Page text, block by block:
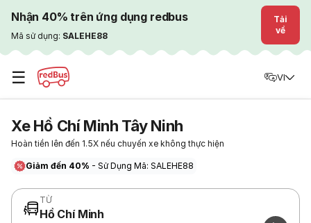
Nhận 40% trên ứng dụng redbus
Mã sử dụng: SALEHE88
Tải
về
☰ VI
Xe Hồ Chí Minh Tây Ninh
Hoàn tiền lên đến 1.5X nếu chuyến xe không thực hiện
Giảm đến 40% - Sử Dụng Mã: SALEHE88
TỪ
Hồ Chí Minh